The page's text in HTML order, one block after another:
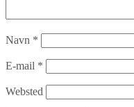
Navn *
E-mail *
Websted